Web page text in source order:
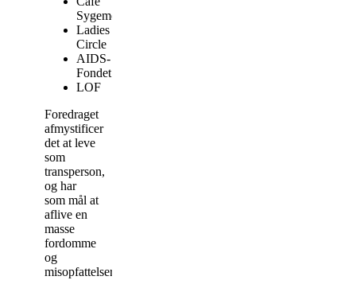
Sygemeldt
Ladies
Circle
AIDS-
Fondet
LOF
Foredraget
afmystificer
det at leve
som
transperson,
og har
som mål at
aflive en
masse
fordomme
og
misopfattelser.